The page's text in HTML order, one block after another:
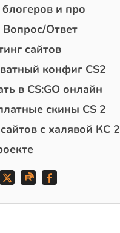
и про
Вопрос/Ответ
сайтов
конфиг CS2
в CS:GO онлайн
скины CS 2
с халявой КС 2